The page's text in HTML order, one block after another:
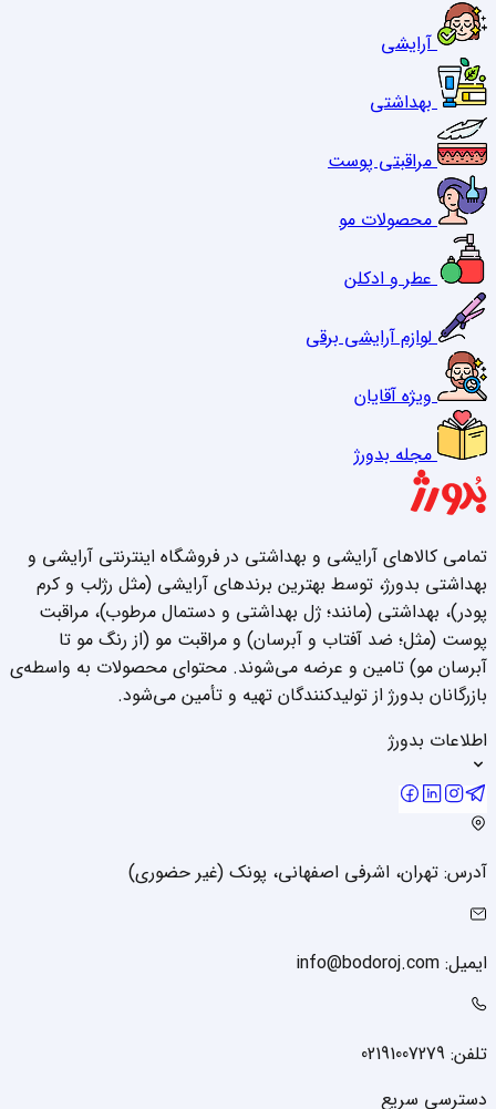
آرایشی
بهداشتی
مراقبتی پوست
محصولات مو
عطر و ادکلن
لوازم آرایشی برقی
ویژه آقایان
مجله بدورژ
تمامی کالاهای آرایشی و بهداشتی در فروشگاه اینترنتی آرایشی و
بهداشتی بدورژ، توسط بهترین برندهای آرایشی (مثل رژلب و کرم
پودر)، بهداشتی (مانند؛ ژل بهداشتی و دستمال مرطوب)، مراقبت
پوست (مثل؛ ضد آفتاب و آبرسان) و مراقبت مو (از رنگ مو تا
آبرسان مو) تامین و عرضه می‌شوند. محتوای محصولات به واسطه‌ی
بازرگانان بدورژ از تولیدکنندگان تهیه و تأمین می‌شود.
اطلاعات بدورژ
آدرس: تهران، اشرفی اصفهانی، پونک (غیر حضوری)
ایمیل: info@bodoroj.com
تلفن: 02191007279
دسترسی سریع